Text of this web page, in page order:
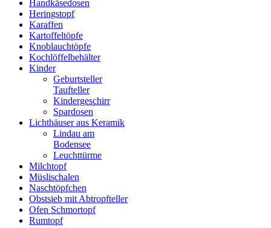
Handkäsedosen
Heringstopf
Karaffen
Kartoffeltöpfe
Knoblauchtöpfe
Kochlöffelbehälter
Kinder
Geburtsteller
Taufteller
Kindergeschirr
Spardosen
Lichthäuser aus Keramik
Lindau am
Bodensee
Leuchttürme
Milchtopf
Müslischalen
Naschtöpfchen
Obstsieb mit Abtropfteller
Ofen Schmortopf
Rumtopf